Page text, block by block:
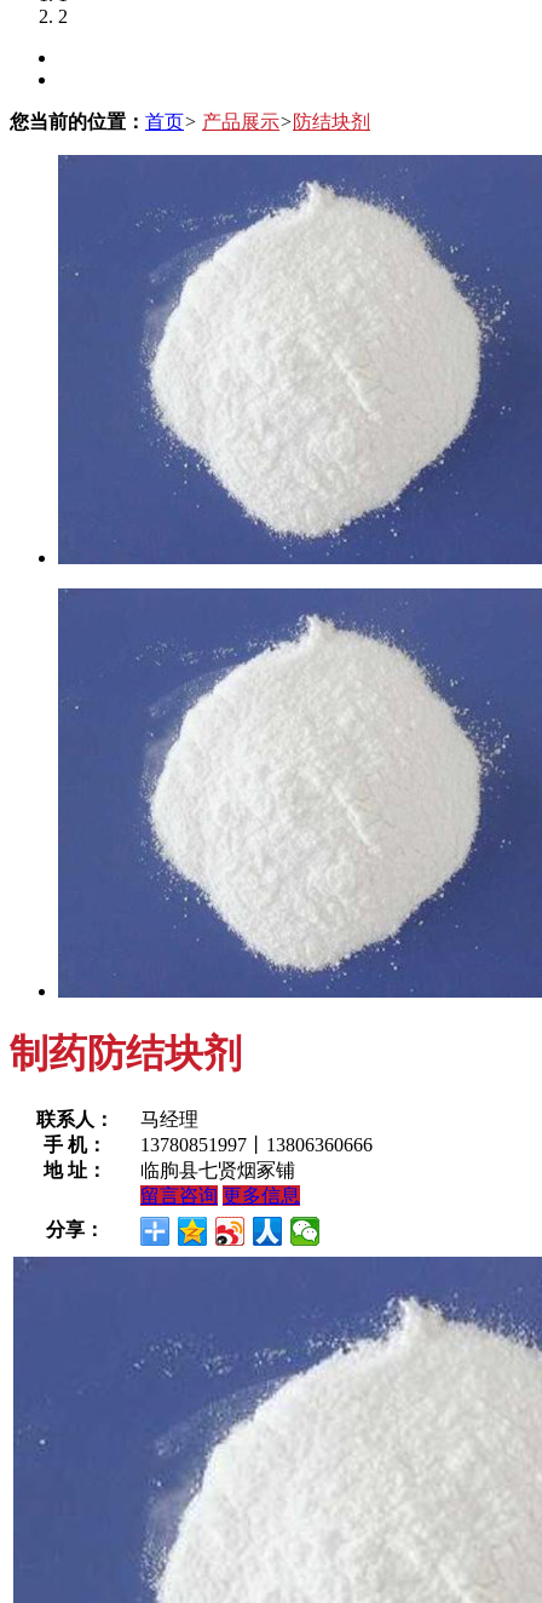
2
您当前的位置： 首页> 产品展示>防结块剂
制药防结块剂
联系人：
马经理
手 机：
13780851997丨13806360666
地 址：
临朐县七贤烟冢铺
留言咨询 更多信息
分享：